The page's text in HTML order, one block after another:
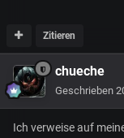
Zitieren
chueche
Geschrieben
Ich verweise auf